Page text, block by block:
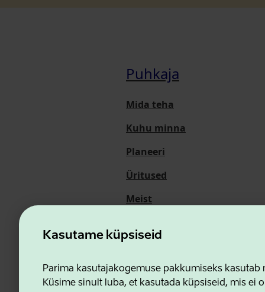
Kasutame küpsiseid
Parima kasutajakogemuse pakkumiseks kasutab
Küsime sinult luba, et kasutada küpsiseid, mis ei
Puhkaja
Mida teha
Kuhu minna
Planeeri
Üritused
Meist
Ettevõtluse ja